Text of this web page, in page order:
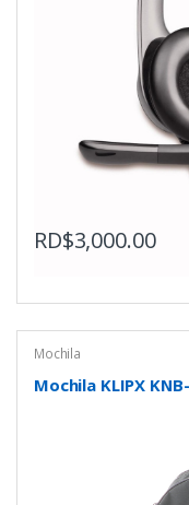
RD$3,000.00
Mochila
Mochila KLIPX